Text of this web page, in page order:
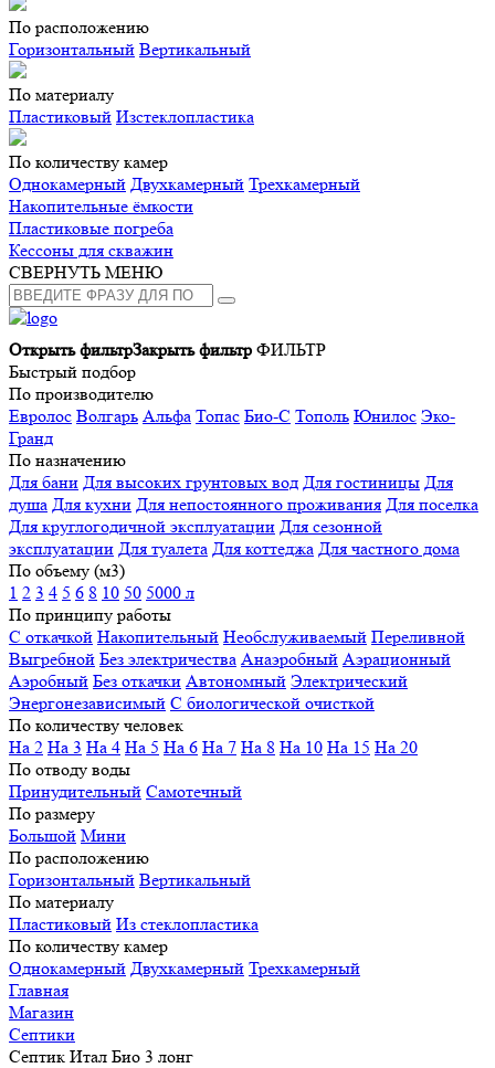
По расположению
Горизонтальный Вертикальный
По материалу
Пластиковый Изстеклопластика
По количеству камер
Однокамерный Двухкамерный Трехкамерный
Накопительные ёмкости
Пластиковые погреба
Кессоны для скважин
СВЕРНУТЬ МЕНЮ
Открыть фильтрЗакрыть фильтр ФИЛЬТР
Быстрый подбор
По производителю
Евролос Волгарь Альфа Топас Био-С Тополь Юнилос Эко-
Гранд
По назначению
Для бани Для высоких грунтовых вод Для гостиницы Для
душа Для кухни Для непостоянного проживания Для поселка
Для круглогодичной эксплуатации Для сезонной
эксплуатации Для туалета Для коттеджа Для частного дома
По объему (м3)
1 2 3 4 5 6 8 10 50 5000 л
По принципу работы
С откачкой Накопительный Необслуживаемый Переливной
Выгребной Без электричества Анаэробный Аэрационный
Аэробный Без откачки Автономный Электрический
Энергонезависимый С биологической очисткой
По количеству человек
На 2 На 3 На 4 На 5 На 6 На 7 На 8 На 10 На 15 На 20
По отводу воды
Принудительный Самотечный
По размеру
Большой Мини
По расположению
Горизонтальный Вертикальный
По материалу
Пластиковый Из стеклопластика
По количеству камер
Однокамерный Двухкамерный Трехкамерный
Главная
Магазин
Септики
Септик Итал Био 3 лонг